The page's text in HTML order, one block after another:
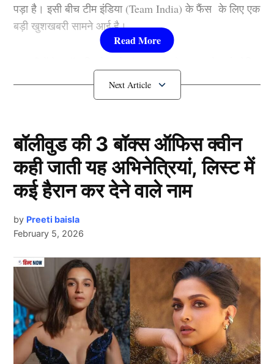
पड़ा है। इसी बीच टीम इंडिया (Team India) के फैंस के लिए एक
बड़ी खुशखबरी सामने आई है।
शर्मा और विराट कोहली एक बार फिर टीम इंडिया में वापसी करने
जा रहे हैं। ऐसे में आइए आपको बताते है आखिर किस दिन मैच
Team India में रोहित- विराट की वापसी
Team India
दरअसल टीम इंडिया (Team India) को अगस्त में बांग्लादेश के
खिलाफ वनडे और टी20 सीरीज खेलनी है। रोहित शर्मा और और
Next Article
बॉलीवुड की 3 बॉक्स ऑफिस क्वीन
कही जाती यह अभिनेत्रियां, लिस्ट में
कई हैरान कर देने वाले नाम
by Preeti baisla
February 5, 2026